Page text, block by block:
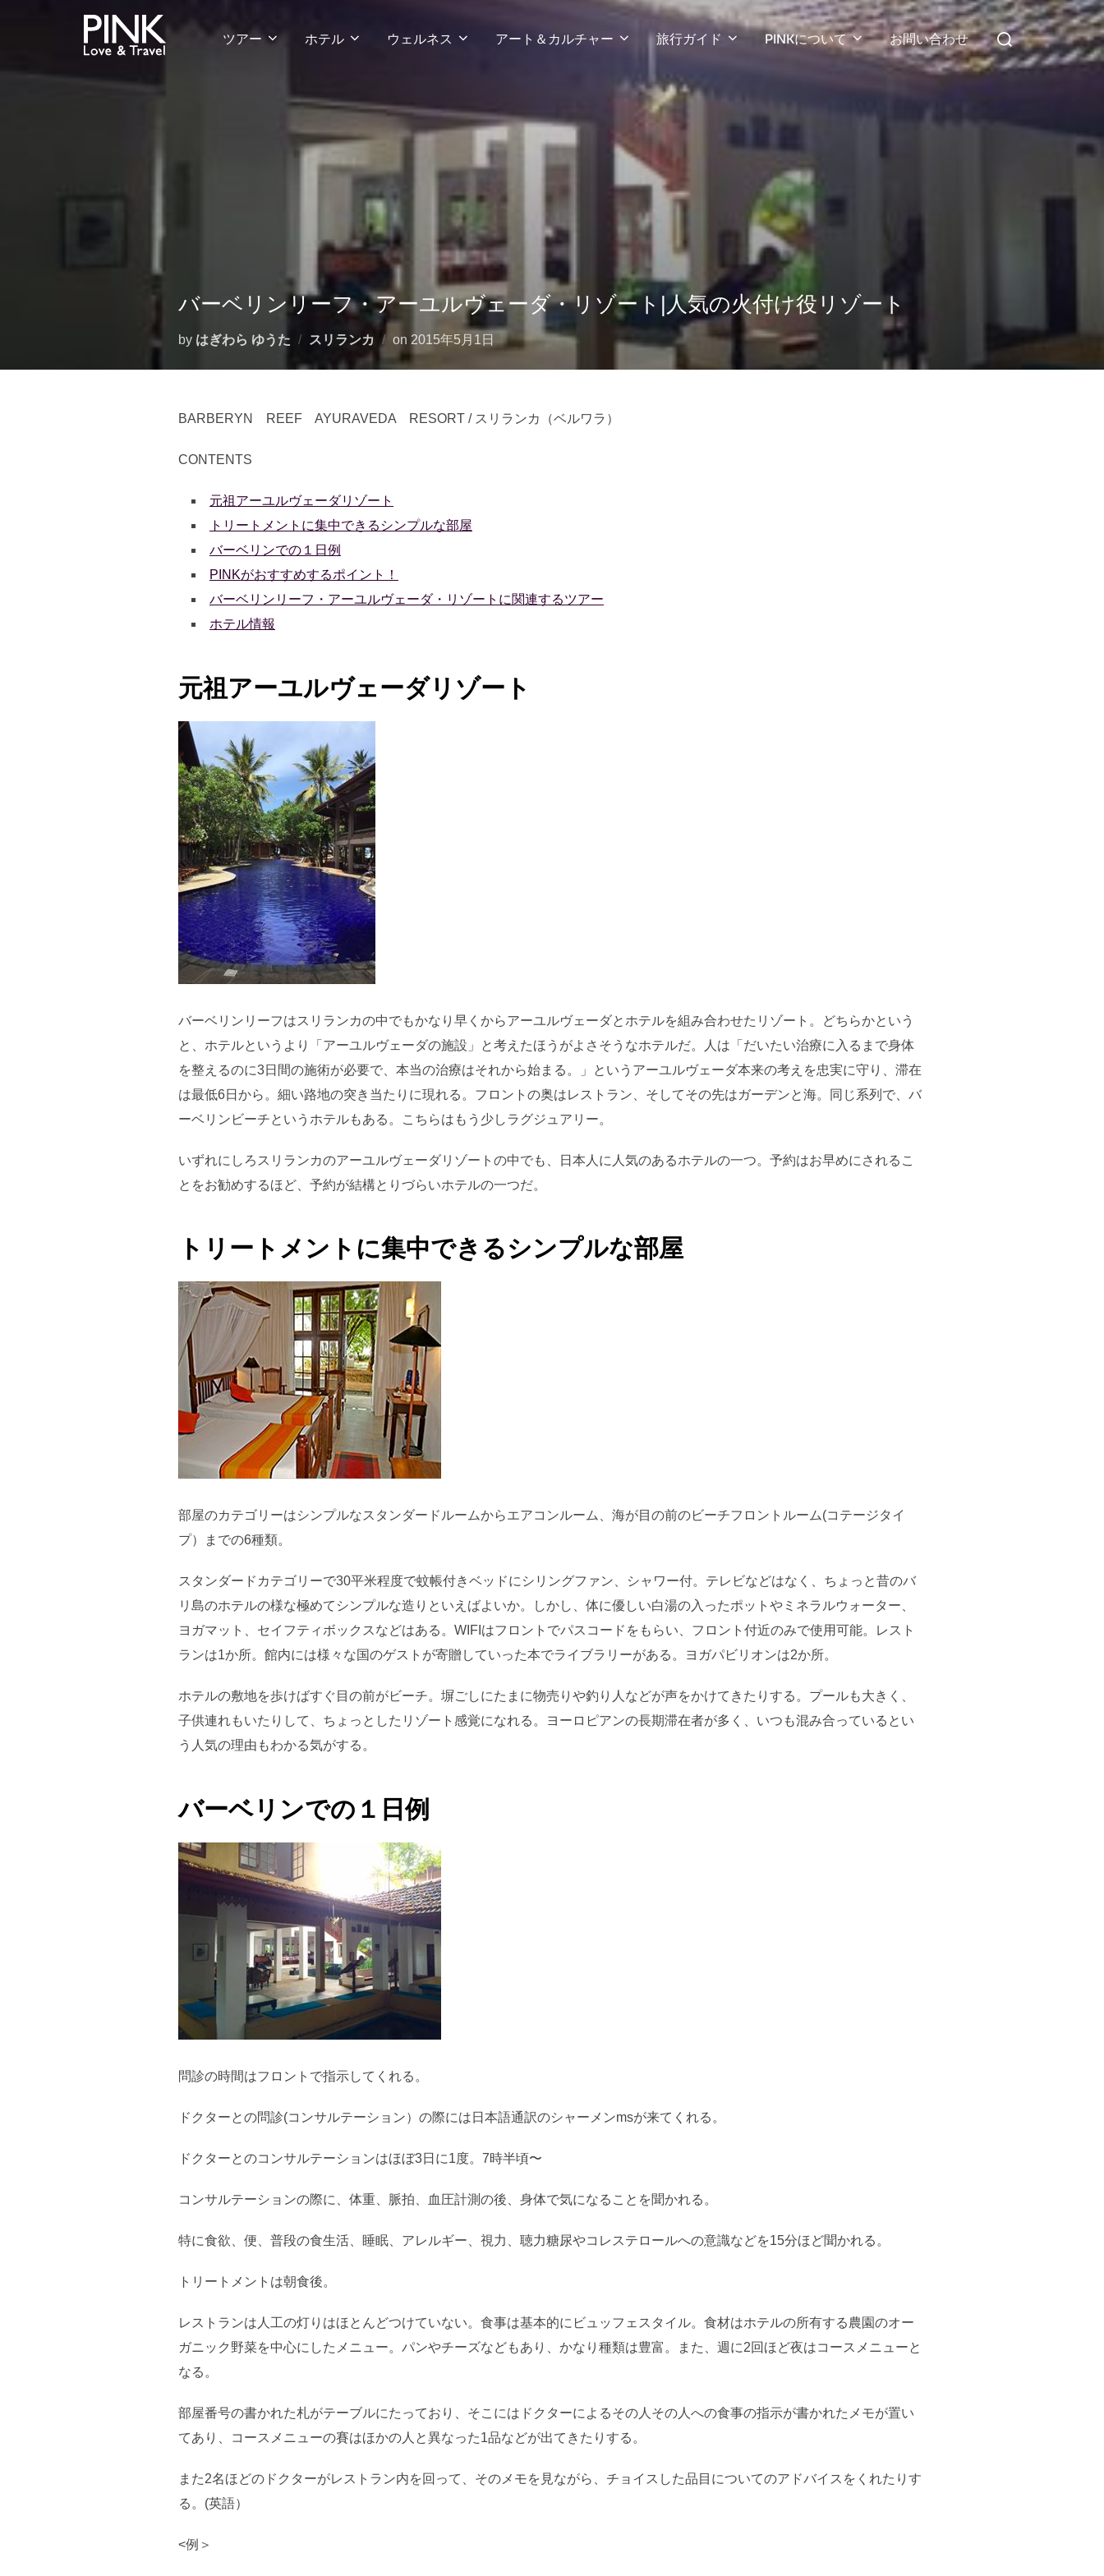
ツアー ホテル ウェルネス アート＆カルチャー 旅行ガイド PINKについて お問い合わせ
検
索
対
バーベリンリーフ・アーユルヴェーダ・リゾート|人気の火付け役リゾート
by はぎわら ゆうた スリランカ on 投
稿
2015年5月1日
BARBERYN REEF AYURAVEDA RESORT / スリランカ（ベルワラ）
CONTENTS
元祖アーユルヴェーダリゾート
トリートメントに集中できるシンプルな部屋
バーベリンでの１日例
PINKがおすすめするポイント！
バーベリンリーフ・アーユルヴェーダ・リゾートに関連するツアー
ホテル情報
元祖アーユルヴェーダリゾート
バーベリンリーフはスリランカの中でもかなり早くからアーユルヴェーダとホテルを組み合わせたリゾート。どちらかという
と、ホテルというより「アーユルヴェーダの施設」と考えたほうがよさそうなホテルだ。人は「だいたい治療に入るまで身体
を整えるのに3日間の施術が必要で、本当の治療はそれから始まる。」というアーユルヴェーダ本来の考えを忠実に守り、滞在
は最低6日から。細い路地の突き当たりに現れる。フロントの奥はレストラン、そしてその先はガーデンと海。同じ系列で、バ
ーベリンビーチというホテルもある。こちらはもう少しラグジュアリー。
いずれにしろスリランカのアーユルヴェーダリゾートの中でも、日本人に人気のあるホテルの一つ。予約はお早めにされるこ
とをお勧めするほど、予約が結構とりづらいホテルの一つだ。
トリートメントに集中できるシンプルな部屋
部屋のカテゴリーはシンプルなスタンダードルームからエアコンルーム、海が目の前のビーチフロントルーム(コテージタイ
プ）までの6種類。
スタンダードカテゴリーで30平米程度で蚊帳付きベッドにシリングファン、シャワー付。テレビなどはなく、ちょっと昔のバ
リ島のホテルの様な極めてシンプルな造りといえばよいか。しかし、体に優しい白湯の入ったポットやミネラルウォーター、
ヨガマット、セイフティボックスなどはある。WIFIはフロントでパスコードをもらい、フロント付近のみで使用可能。レスト
ランは1か所。館内には様々な国のゲストが寄贈していった本でライブラリーがある。ヨガパビリオンは2か所。
ホテルの敷地を歩けばすぐ目の前がビーチ。塀ごしにたまに物売りや釣り人などが声をかけてきたりする。プールも大きく、
子供連れもいたりして、ちょっとしたリゾート感覚になれる。ヨーロピアンの長期滞在者が多く、いつも混み合っているとい
う人気の理由もわかる気がする。
バーベリンでの１日例
問診の時間はフロントで指示してくれる。
ドクターとの問診(コンサルテーション）の際には日本語通訳のシャーメンmsが来てくれる。
ドクターとのコンサルテーションはほぼ3日に1度。7時半頃〜
コンサルテーションの際に、体重、脈拍、血圧計測の後、身体で気になることを聞かれる。
特に食欲、便、普段の食生活、睡眠、アレルギー、視力、聴力糖尿やコレステロールへの意識などを15分ほど聞かれる。
トリートメントは朝食後。
レストランは人工の灯りはほとんどつけていない。食事は基本的にビュッフェスタイル。食材はホテルの所有する農園のオー
ガニック野菜を中心にしたメニュー。パンやチーズなどもあり、かなり種類は豊富。また、週に2回ほど夜はコースメニューと
なる。
部屋番号の書かれた札がテーブルにたっており、そこにはドクターによるその人その人への食事の指示が書かれたメモが置い
てあり、コースメニューの賽はほかの人と異なった1品などが出てきたりする。
また2名ほどのドクターがレストラン内を回って、そのメモを見ながら、チョイスした品目についてのアドバイスをくれたりす
る。(英語）
<例＞